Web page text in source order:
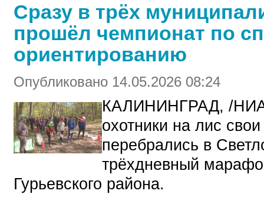
Сразу в трёх
прошёл чемпионат по
ориентированию
Опубликовано 14.05.2026 08:24
КАЛИНИНГРАД, /
охотники на лис
перебрались в
трёхдневный
Гурьевского района.